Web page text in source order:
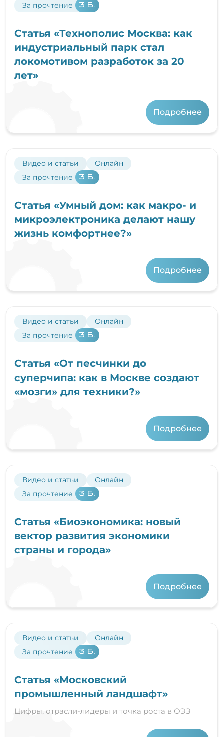
За прочтение
3 Б.
Статья «Технополис Москва: как
индустриальный парк стал
локомотивом разработок за 20
лет»
Подробнее
Видео и статьи
Онлайн
За прочтение
3 Б.
Статья «Умный дом: как макро- и
микроэлектроника делают нашу
жизнь комфортнее?»
Подробнее
Видео и статьи
Онлайн
За прочтение
3 Б.
Статья «От песчинки до
суперчипа: как в Москве создают
«мозги» для техники?»
Подробнее
Видео и статьи
Онлайн
За прочтение
3 Б.
Статья «Биоэкономика: новый
вектор развития экономики
страны и города»
Подробнее
Видео и статьи
Онлайн
За прочтение
3 Б.
Статья «Московский
промышленный ландшафт»
Цифры, отрасли-лидеры и точка роста в ОЭЗ